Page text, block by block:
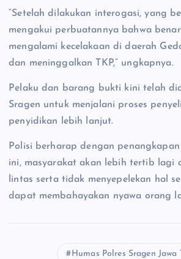
“Setelah dilakukan interogasi, yang
mengakui perbuatannya bahwa
mengalami kecelakaan di daerah
dan meninggalkan TKP,” ungkapnya.
Pelaku dan barang bukti kini telah
Sragen untuk menjalani proses
penyidikan lebih lanjut.
Polisi berharap dengan
ini, masyarakat akan lebih tertib lagi
lintas serta tidak menyepelekan hal
dapat membahayakan nyawa orang
Humas Polres Sragen Jawa